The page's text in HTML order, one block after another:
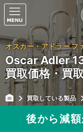
オスカー・アドラー フ
Oscar Adler
買取価格・買
買取している製品
後から減